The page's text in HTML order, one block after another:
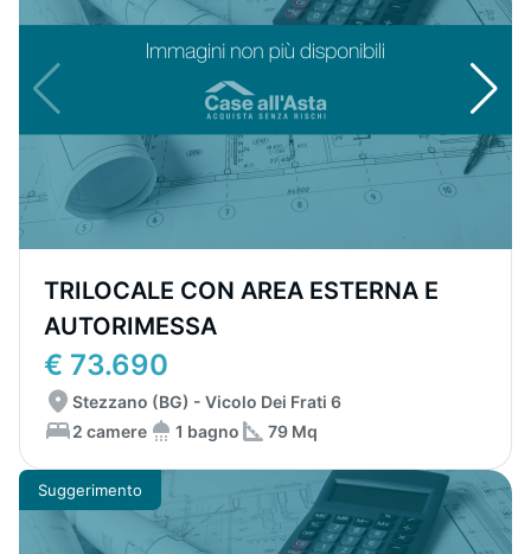
TRILOCALE CON AREA ESTERNA E
AUTORIMESSA
€ 73.690
Stezzano (BG) - Vicolo Dei Frati 6
2 camere
1 bagno 79 Mq
Suggerimento